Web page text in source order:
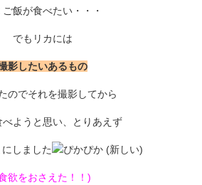
ご飯が食べたい・・・
でもリカには
影したいあるもの
のでそれを撮影してから
べようと思い、とりあえず
しました
欲をおさえた！！)